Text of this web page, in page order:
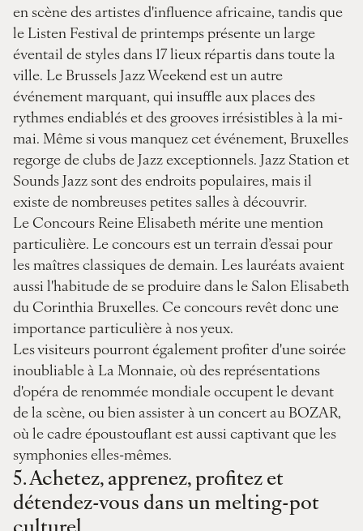
en scène des artistes d'influence africaine, tandis que
le Listen Festival de printemps présente un large
éventail de styles dans 17 lieux répartis dans toute la
ville. Le Brussels Jazz Weekend est un autre
événement marquant, qui insuffle aux places des
rythmes endiablés et des grooves irrésistibles à la mi-
mai. Même si vous manquez cet événement, Bruxelles
regorge de clubs de Jazz exceptionnels. Jazz Station et
Sounds Jazz sont des endroits populaires, mais il
existe de nombreuses petites salles à découvrir.
Le Concours Reine Elisabeth mérite une mention
particulière. Le concours est un terrain d’essai pour
les maîtres classiques de demain. Les lauréats avaient
aussi l'habitude de se produire dans le Salon Elisabeth
du Corinthia Bruxelles. Ce concours revêt donc une
importance particulière à nos yeux.
Les visiteurs pourront également profiter d'une soirée
inoubliable à La Monnaie, où des représentations
d'opéra de renommée mondiale occupent le devant
de la scène, ou bien assister à un concert au BOZAR,
où le cadre époustouflant est aussi captivant que les
symphonies elles-mêmes.
5.Achetez, apprenez, profitez et
détendez-vous dans un melting-pot
culturel